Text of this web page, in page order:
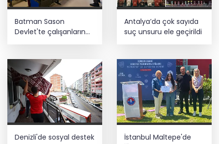
Batman Sason
Devlet'te çalışanların
talepleri dinlendi
Antalya’da çok sayıda
suç unsuru ele geçirildi
Denizli'de sosyal destek
İstanbul Maltepe'de